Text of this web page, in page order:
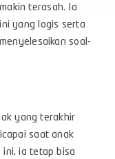
terasah. Ia
yang logis serta
soal-
yang terakhir
saat anak
ini, ia tetap bisa